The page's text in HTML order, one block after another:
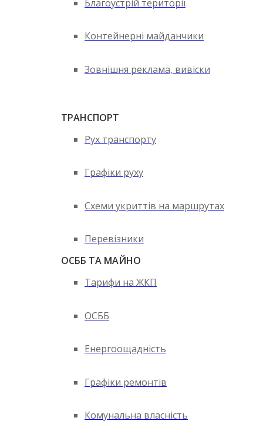
Благоустрій території
Контейнерні майданчики
Зовнішня реклама, вивіски
ТРАНСПОРТ
Рух транспорту
Графіки руху
Схеми укриттів на маршрутах
Перевізники
ОСББ ТА МАЙНО
Тарифи на ЖКП
ОСББ
Енергоощадність
Графіки ремонтів
Комунальна власність